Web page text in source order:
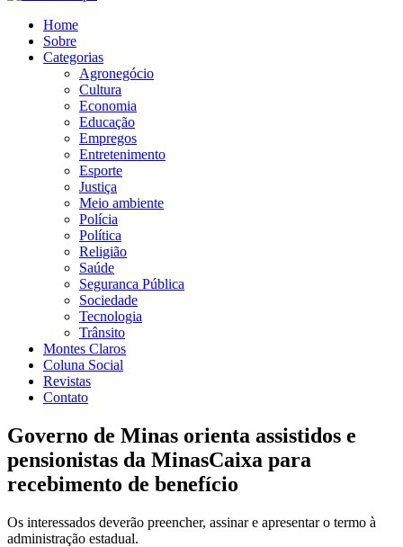
Home
Sobre
Categorias
Agronegócio
Cultura
Economia
Educação
Empregos
Entretenimento
Esporte
Justiça
Meio ambiente
Polícia
Política
Religião
Saúde
Seguranca Pública
Sociedade
Tecnologia
Trânsito
Montes Claros
Coluna Social
Revistas
Contato
Governo de Minas orienta assistidos e
pensionistas da MinasCaixa para
recebimento de benefício
Os interessados deverão preencher, assinar e apresentar o termo à
administração estadual.